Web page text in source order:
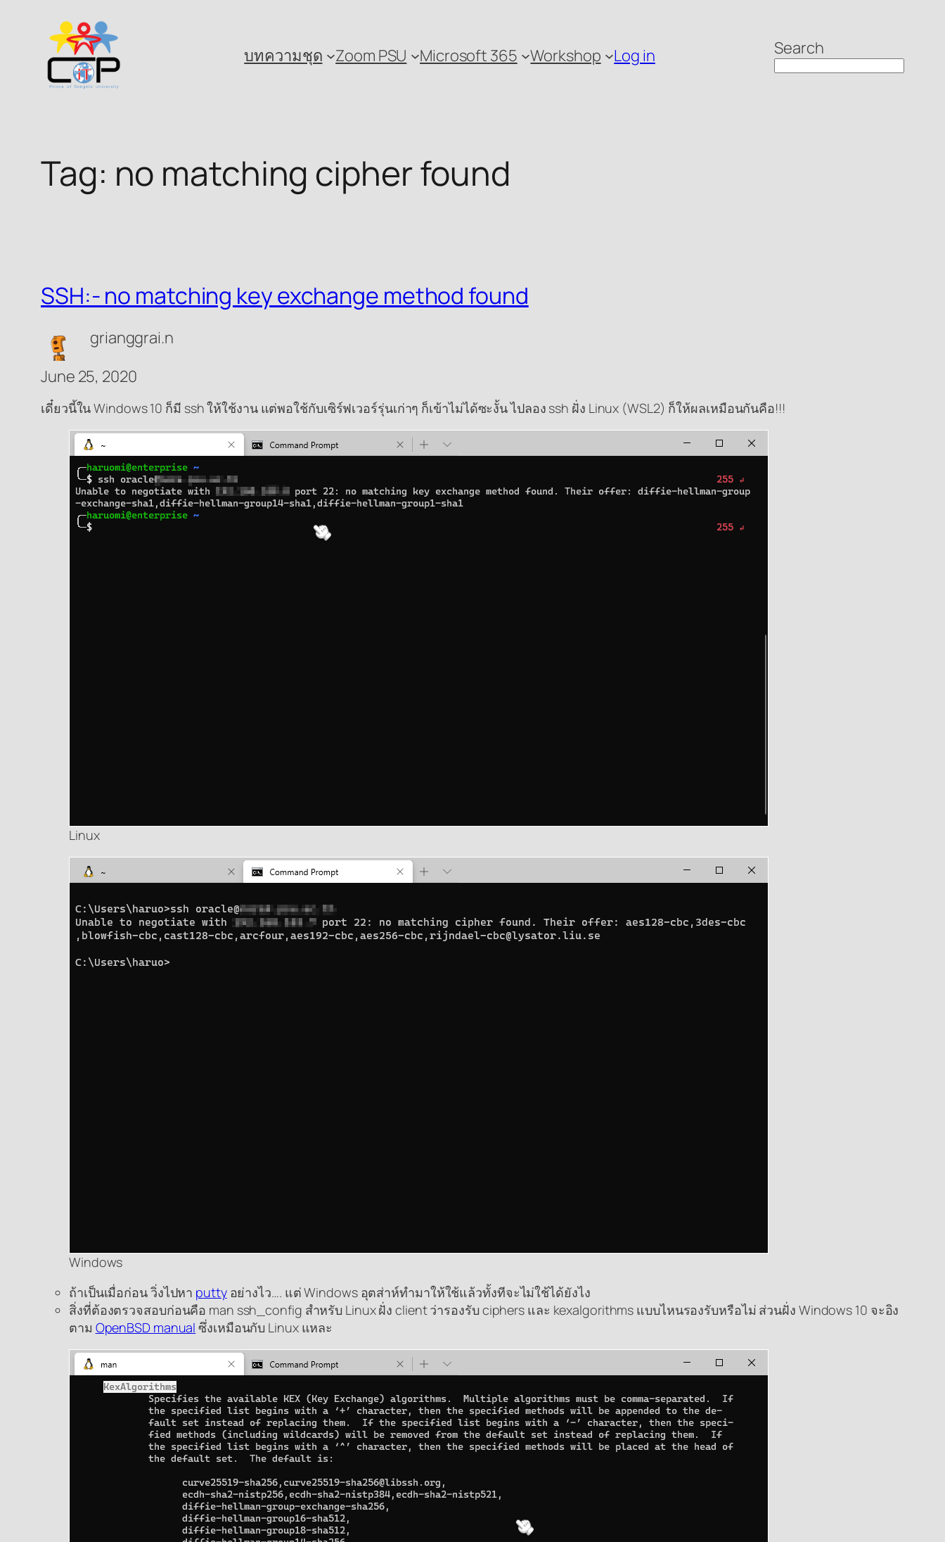
content
บทความชุด Zoom PSU Microsoft 365 Workshop Log in Search
Tag: no matching cipher found
SSH:- no matching key exchange method found
grianggrai.n
June 25, 2020
เดี๋ยวนี้ใน Windows 10 ก็มี ssh ให้ใช้งาน แต่พอใช้กับเซิร์ฟเวอร์รุ่นเก่าๆ ก็เข้าไม่ได้ซะงั้น ไปลอง ssh ฝั่ง Linux (WSL2) ก็ให้ผลเหมือนกันคือ!!!
Linux
Windows
ถ้าเป็นเมื่อก่อน วิ่งไปหา puttyอย่างไว…. แต่ Windows อุตส่าห์ทำมาให้ใช้แล้วทั้งทีจะไม่ใช้ได้ยังไง
สิ่งที่ต้องตรวจสอบก่อนคือ man ssh_config สำหรับ Linux ฝั่ง client ว่ารองรับ ciphers และ kexalgorithms แบบไหนรองรับหรือไม่ ส่วนฝั่ง Windows 10 จะอิง
ตาม OpenBSD manual ซึ่งเหมือนกับ Linux แหละ